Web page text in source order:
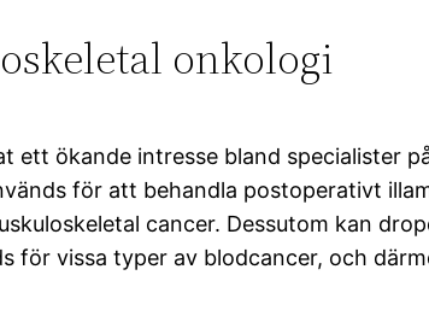
onkologi
ett ökande intresse bland specialister
för att behandla postoperativt
cancer. Dessutom kan
för vissa typer av blodcancer, och